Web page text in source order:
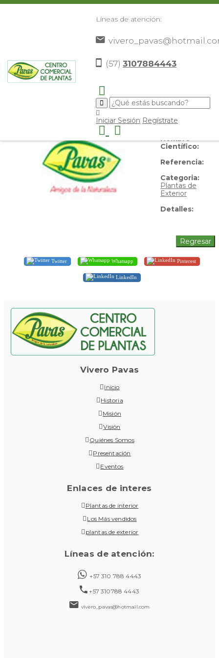
Líneas de atención:
(57) 3107884443
Iniciar Sesión Regístrate
Jasmin
Común:
Nombre
Científico:
Referencia:
Categoria:
Plantas de
Exterior
Detalles:
Twitter Whatsapp Pinterest
LinkedIn
Vivero Pavas
Inicio
Historia
Misión
Visión
Quiénes Somos
Presentación
Eventos
Enlaces de interes
Plantas de interior
Los Más vendidos
plantas de exterior
Líneas de atención:
+57 310 788 4443
+57 310788 4443
vivero_pavas@hotmail.com